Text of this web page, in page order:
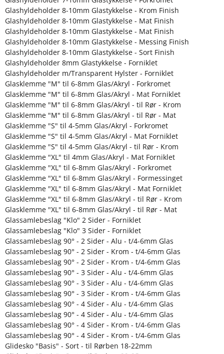
Glashyldeholder 8-10mm Glastykkelse - Krom Finish
Glashyldeholder 8-10mm Glastykkelse - Mat Finish
Glashyldeholder 8-10mm Glastykkelse - Mat Finish
Glashyldeholder 8-10mm Glastykkelse - Messing Finish
Glashyldeholder 8-10mm Glastykkelse - Sort Finish
Glashyldeholder 8mm Glastykkelse - Forniklet
Glashyldeholder m/Transparent Hylster - Forniklet
Glasklemme "M" til 6-8mm Glas/Akryl - Forkromet
Glasklemme "M" til 6-8mm Glas/Akryl - Mat Forniklet
Glasklemme "M" til 6-8mm Glas/Akryl - til Rør - Krom
Glasklemme "M" til 6-8mm Glas/Akryl - til Rør - Mat
Glasklemme "S" til 4-5mm Glas/Akryl - Forkromet
Glasklemme "S" til 4-5mm Glas/Akryl - Mat Forniklet
Glasklemme "S" til 4-5mm Glas/Akryl - til Rør - Krom
Glasklemme "XL" til 4mm Glas/Akryl - Mat Forniklet
Glasklemme "XL" til 6-8mm Glas/Akryl - Forkromet
Glasklemme "XL" til 6-8mm Glas/Akryl - Formessinget
Glasklemme "XL" til 6-8mm Glas/Akryl - Mat Forniklet
Glasklemme "XL" til 6-8mm Glas/Akryl - til Rør - Krom
Glasklemme "XL" til 6-8mm Glas/Akryl - til Rør - Mat
Glassamlebeslag "Klo" 2 Sider - Forniklet
Glassamlebeslag "Klo" 3 Sider - Forniklet
Glassamlebeslag 90° - 2 Sider - Alu - t/4-6mm Glas
Glassamlebeslag 90° - 2 Sider - Krom - t/4-6mm Glas
Glassamlebeslag 90° - 2 Sider - Krom - t/4-6mm Glas
Glassamlebeslag 90° - 3 Sider - Alu - t/4-6mm Glas
Glassamlebeslag 90° - 3 Sider - Alu - t/4-6mm Glas
Glassamlebeslag 90° - 3 Sider - Krom - t/4-6mm Glas
Glassamlebeslag 90° - 4 Sider - Alu - t/4-6mm Glas
Glassamlebeslag 90° - 4 Sider - Alu - t/4-6mm Glas
Glassamlebeslag 90° - 4 Sider - Krom - t/4-6mm Glas
Glassamlebeslag 90° - 4 Sider - Krom - t/4-6mm Glas
Glidesko "Basis" - Sort - til Rørben 18-22mm